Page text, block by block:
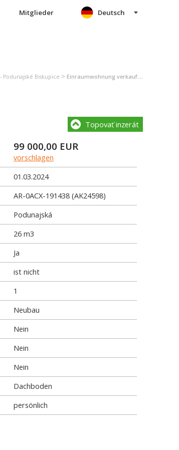
Mitglieder Deutsch
Podunajské Biskupice > Einraumwohnung verkauf (angebot) Bratislava - Podunajské Biskupice
Topovať inzerát
99 000,00 EUR
vorschlagen
01.03.2024
AR-0ACX-191438 (AK24598)
Podunajská
26 m3
Ja
ist nicht
1
Neubau
Nein
Nein
Nein
Dachboden
persönlich